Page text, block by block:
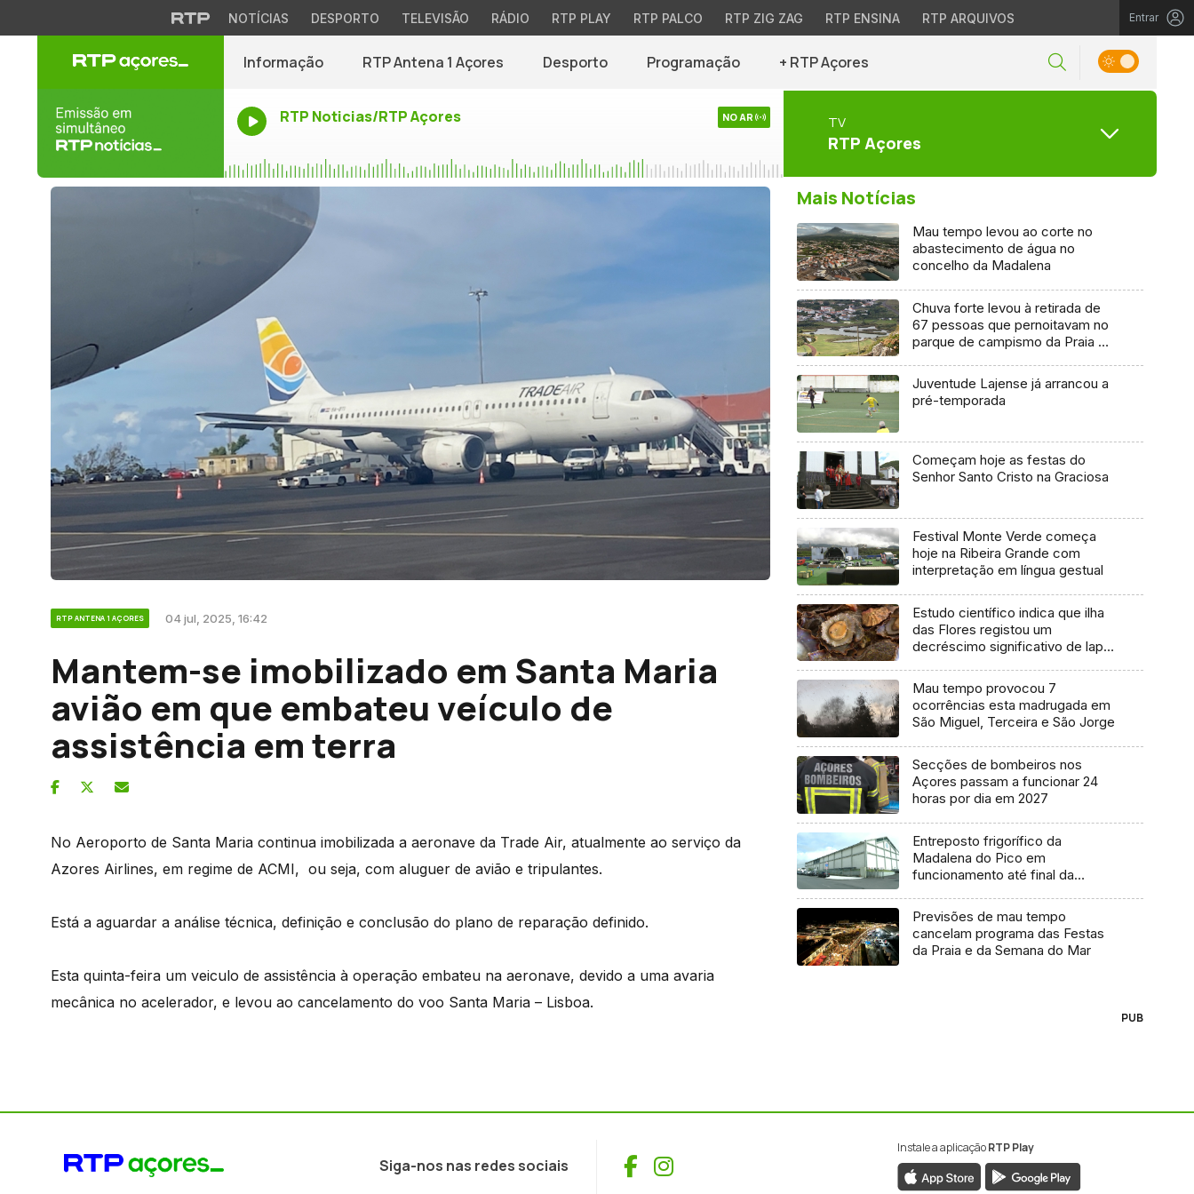
NOTÍCIAS DESPORTO TELEVISÃO RÁDIO RTP PLAY RTP PALCO RTP ZIG ZAG RTP ENSINA RTP ARQUIVOS Entrar
Informação RTP Antena 1 Açores Desporto Programação + RTP Açores
RTP Noticias/RTP Açores NO AR TV
RTP Açores
RTP ANTENA 1 AÇORES 04 jul, 2025, 16:42
Mantem-se imobilizado em Santa Maria
avião em que embateu veículo de
assistência em terra
No Aeroporto de Santa Maria continua imobilizada a aeronave da Trade Air, atualmente ao serviço da
Azores Airlines, em regime de ACMI, ou seja, com aluguer de avião e tripulantes.
Está a aguardar a análise técnica, definição e conclusão do plano de reparação definido.
Esta quinta-feira um veiculo de assistência à operação embateu na aeronave, devido a uma avaria
mecânica no acelerador, e levou ao cancelamento do voo Santa Maria – Lisboa.
Mais Notícias
Mau tempo levou ao corte no
abastecimento de água no
concelho da Madalena
Chuva forte levou à retirada de
67 pessoas que pernoitavam no
parque de campismo da Praia da
Juventude Lajense já arrancou a
pré-temporada
Começam hoje as festas do
Senhor Santo Cristo na Graciosa
Festival Monte Verde começa
hoje na Ribeira Grande com
interpretação em língua gestual
Estudo científico indica que ilha
das Flores registou um
decréscimo significativo de lapa-
Mau tempo provocou 7
ocorrências esta madrugada em
São Miguel, Terceira e São Jorge
Secções de bombeiros nos
Açores passam a funcionar 24
horas por dia em 2027
Entreposto frigorífico da
Madalena do Pico em
funcionamento até final da
Previsões de mau tempo
cancelam programa das Festas
da Praia e da Semana do Mar
PUB
Siga-nos nas redes sociais Facebook
Instagram
Instale a aplicaçãoRTP Play